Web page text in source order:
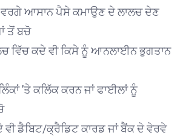
ਵਰਗੇ ਆਸਾਨ ਪੈਸੇ ਕਮਾਉਣ ਦੇ ਲਾਲਚ ਦੇਣ
ਤੋਂ ਬਚੋ
ਵਿੱਚ ਕਦੇ ਵੀ ਕਿਸੇ ਨੂੰ ਆਨਲਾਈਨ ਭੁਗਤਾਨ
’ਤੇ ਕਲਿੱਕ ਕਰਨ ਜਾਂ ਫਾਈਲਾਂ ਨੂੰ
ਵੀ ਡੈਬਿਟ/ਕ੍ਰੈਡਿਟ ਕਾਰਡ ਜਾਂ ਬੈਂਕ ਦੇ ਵੇਰਵੇ